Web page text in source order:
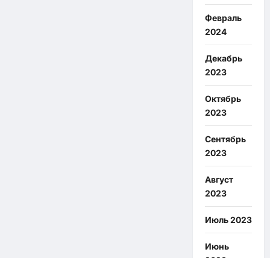
Февраль
2024
Декабрь
2023
Октябрь
2023
Сентябрь
2023
Август
2023
Июль 2023
Июнь